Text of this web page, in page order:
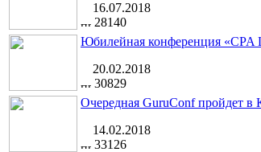
16.07.2018
28140
Юбилейная конференция «CPA
20.02.2018
30829
Очередная GuruConf пройдет в
14.02.2018
33126